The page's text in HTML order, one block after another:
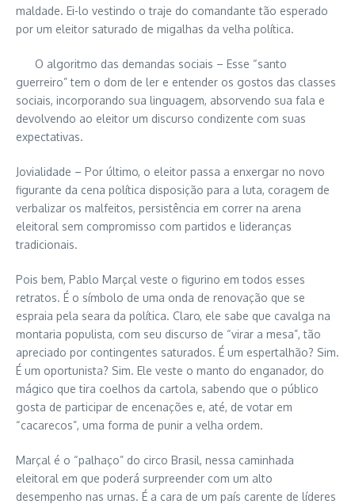
maldade. Ei-lo vestindo o traje do comandante tão esperado
por um eleitor saturado de migalhas da velha política.
O algoritmo das demandas sociais – Esse “santo
guerreiro” tem o dom de ler e entender os gostos das classes
sociais, incorporando sua linguagem, absorvendo sua fala e
devolvendo ao eleitor um discurso condizente com suas
expectativas.
Jovialidade – Por último, o eleitor passa a enxergar no novo
figurante da cena política disposição para a luta, coragem de
verbalizar os malfeitos, persistência em correr na arena
eleitoral sem compromisso com partidos e lideranças
tradicionais.
Pois bem, Pablo Marçal veste o figurino em todos esses
retratos. É o símbolo de uma onda de renovação que se
espraia pela seara da política. Claro, ele sabe que cavalga na
montaria populista, com seu discurso de “virar a mesa”, tão
apreciado por contingentes saturados. É um espertalhão? Sim.
É um oportunista? Sim. Ele veste o manto do enganador, do
mágico que tira coelhos da cartola, sabendo que o público
gosta de participar de encenações e, até, de votar em
“cacarecos”, uma forma de punir a velha ordem.
Marçal é o “palhaço” do circo Brasil, nessa caminhada
eleitoral em que poderá surpreender com um alto
desempenho nas urnas. É a cara de um país carente de líderes